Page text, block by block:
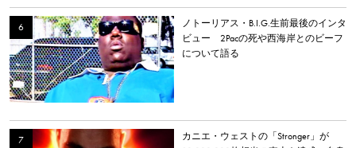
ノトーリアス・B.I.G.生前最後のインタ
ビュー 2Pacの死や西海岸とのビーフ
について語る
カニエ・ウェストの「Stronger」が